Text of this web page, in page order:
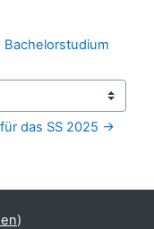
Bachelorstudium
das SS 2025 →
)